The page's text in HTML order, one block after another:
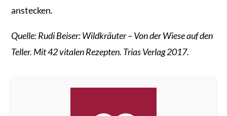
anstecken.
Quelle: Rudi Beiser: Wildkräuter – Von der Wiese auf den
Teller. Mit 42 vitalen Rezepten. Trias Verlag 2017.